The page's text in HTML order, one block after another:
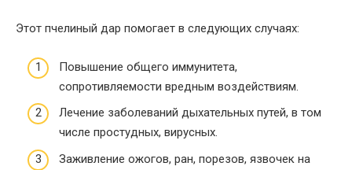
Этот пчелиный дар помогает в следующих случаях:
Повышение общего иммунитета,
сопротивляемости вредным воздействиям.
Лечение заболеваний дыхательных путей, в том
числе простудных, вирусных.
Заживление ожогов, ран, порезов, язвочек на